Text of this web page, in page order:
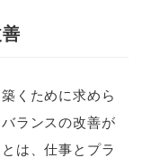
くために求めら
ランスの改善が
は、仕事とプラ